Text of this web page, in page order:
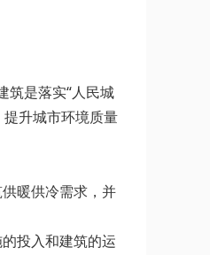
筑是落实“人民城
升城市环境质量
暖供冷需求，并
投入和建筑的运